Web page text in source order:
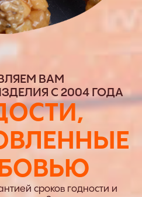
ВАМ
С 2004 ГОДА
сроков годности и